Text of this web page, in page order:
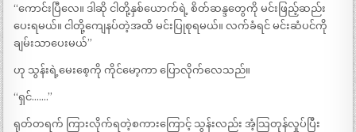
“ကောင်းပြီလေ။ ဒါဆို ငါတို့နှစ်ယောက်ရဲ့ စိတ်ဆန္ဒတွေကို မင်းဖြည့်ဆည်း
ပေးရမယ်။ ငါတို့ကျေနပ်တဲ့အထိ မင်းပြုစုရမယ်။ လက်ခံရင် မင်းဆံပင်ကို
ချမ်းသာပေးမယ်”
ဟု သွန်းရဲ့မေးစေ့ကို ကိုင်မော့ကာ ပြောလိုက်လေသည်။
“ရှင်…….”
ရုတ်တရက် ကြားလိုက်ရတဲ့စကားကြောင့် သွန်းလည်း အံ့သြတုန်လှုပ်ပြီး